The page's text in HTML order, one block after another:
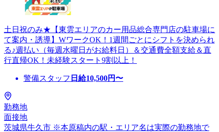
土日祝のみ★【東雲エリアのカー用品総合専門店の駐車場に
て案内・誘導】WワークOK！1週間ごとにシフトを決められ
る♪週払い（毎週水曜日がお給料日）＆交通費全額支給＆直
行直帰OK！未経験スタート9割以上！
警備スタッフ 日給10,500円〜
勤務地
面接地
茨城県牛久市 ※本原稿内の駅・エリア名は実際の勤務地で